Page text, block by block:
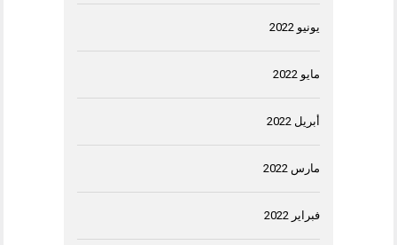
يونيو 2022
مايو 2022
أبريل 2022
مارس 2022
فبراير 2022